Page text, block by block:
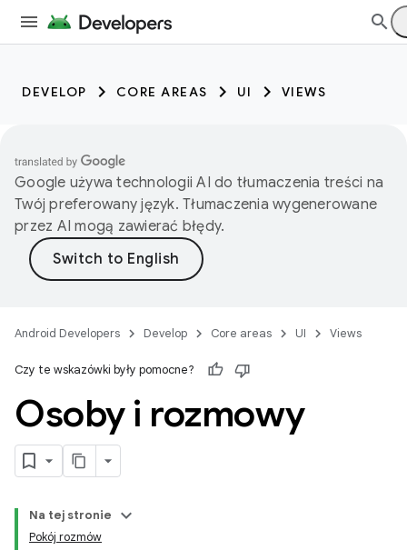
DEVELOP CORE AREAS UI VIEWS
Google używa technologii AI do tłumaczenia treści na
Twój preferowany język. Tłumaczenia wygenerowane
przez AI mogą zawierać błędy.
Android Developers Develop Core areas UI Views
Czy te wskazówki były pomocne?
Osoby i rozmowy
Na tej stronie
Pokój rozmów